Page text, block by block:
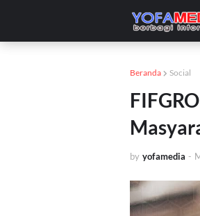
Beranda Social
by yofamedia -